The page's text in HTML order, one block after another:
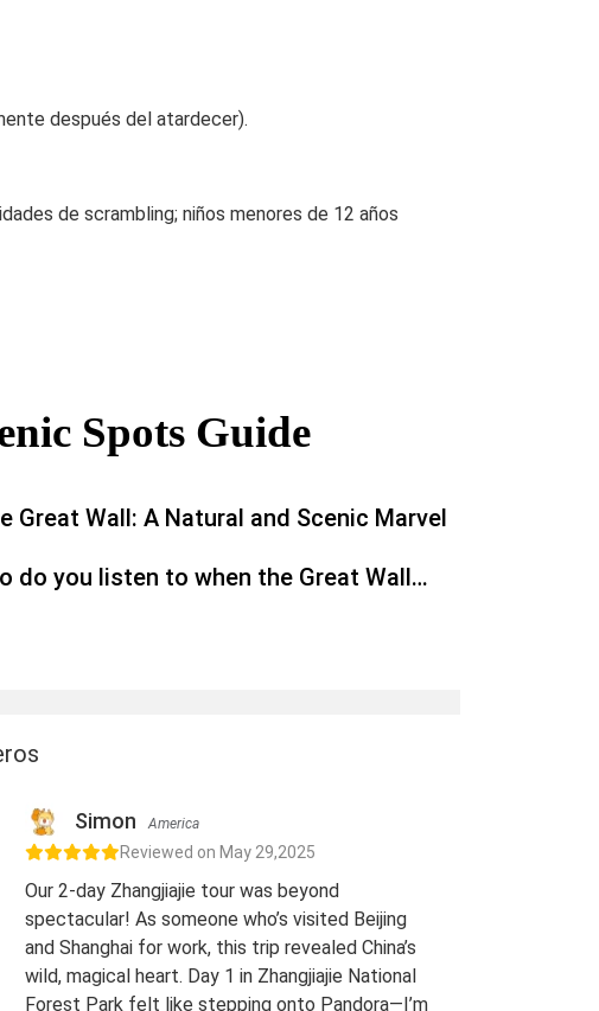
después del atardecer).
de scrambling; niños menores de 12 años
Spots Guide
Great Wall: A Natural and Scenic Marvel
do you listen to when the Great Wall
Simon America
Reviewed on May 29,2025
Our 2-day Zhangjiajie tour was beyond
spectacular! As someone who’s visited Beijing
and Shanghai for work, this trip revealed China’s
wild, magical heart. Day 1 in Zhangjiajie National
Forest Park felt like stepping onto Pandora—I’m